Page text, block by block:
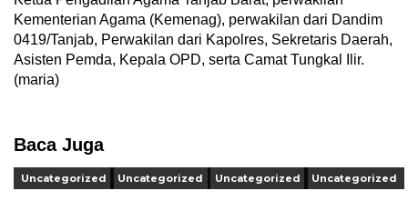
Kementerian Agama (Kemenag), perwakilan dari Dandim
0419/Tanjab, Perwakilan dari Kapolres, Sekretaris Daerah,
Asisten Pemda, Kepala OPD, serta Camat Tungkal Ilir.
(maria)
Baca Juga
Uncategorized Uncategorized Uncategorized Uncategorized